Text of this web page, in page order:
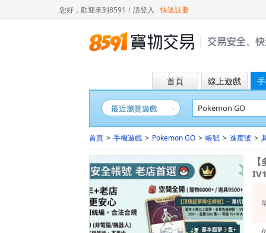
您好，歡迎來到8591！ 請登入 快速註冊
首頁 線上遊戲
最近瀏覽遊戲
首頁 > 手機遊戲 > Pokemon GO > 帳號 > 進度號 >